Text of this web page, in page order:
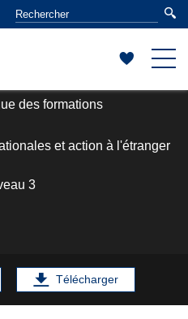
des formations
et action à l'étranger
3
Télécharger